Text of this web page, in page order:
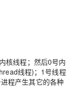
核线程；然后0号内
线程)；1号线程
程产生其它的各种